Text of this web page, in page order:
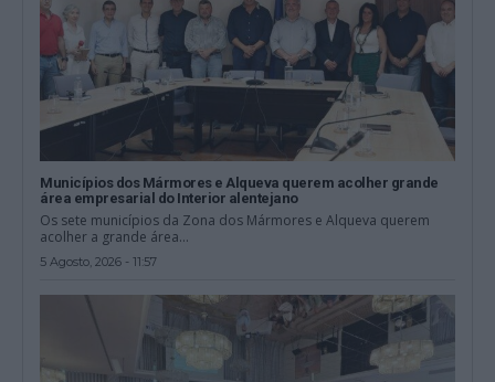
Municípios dos Mármores e Alqueva querem acolher grande
área empresarial do Interior alentejano
Os sete municípios da Zona dos Mármores e Alqueva querem
acolher a grande área...
5 Agosto, 2026 - 11:57